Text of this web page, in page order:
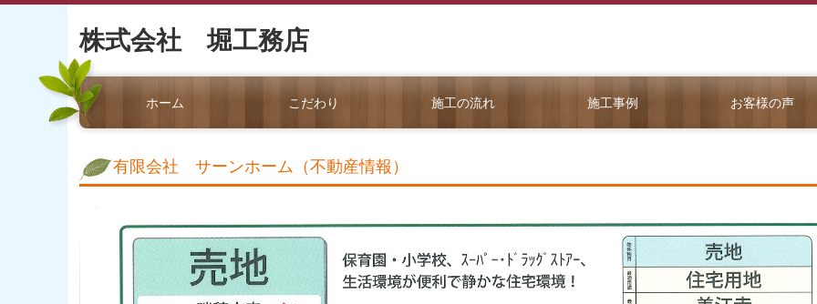
株式会社 堀工務店
ホーム こだわり 施工の流れ 施工事例 お客様の声
有限会社 サーンホーム（不動産情報）